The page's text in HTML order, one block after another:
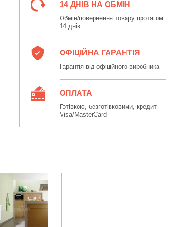
14 ДНІВ НА ОБМІН
Обмін/повернення товару протягом
14 днів
ОФІЦІЙНА ГАРАНТІЯ
Гарантія від офіційного виробника
ОПЛАТА
Готівкою, безготівковими, кредит,
Visa/MasterCard